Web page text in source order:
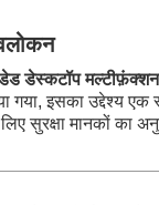
डेस्कटॉप
गया, इसका उद्देश्य
सुरक्षा मानकों का